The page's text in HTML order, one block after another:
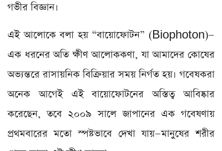
গভীর বিজ্ঞান।
এই আলোকে বলা হয় “বায়োফোটন” (Biophoton)—
এক ধরনের অতি ক্ষীণ আলোককণা, যা আমাদের কোষের
অভ্যন্তরে রাসায়নিক বিক্রিয়ার সময় নির্গত হয়। গবেষকরা
অনেক আগেই এই বায়োফোটনের অস্তিত্ব আবিষ্কার
করেছেন, তবে ২০০৯ সালে জাপানের এক গবেষণায়
প্রথমবারের মতো স্পষ্টভাবে দেখা যায়—মানুষের শরীর